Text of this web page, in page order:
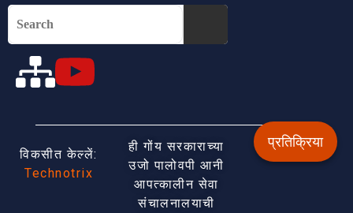
प्रतिक्रिया
विकसीत केल्लें:
Technotrix
ही गोंय सरकाराच्या
उजो पालोवपी आनी
आपत्कालीन सेवा
संचालनालयाची